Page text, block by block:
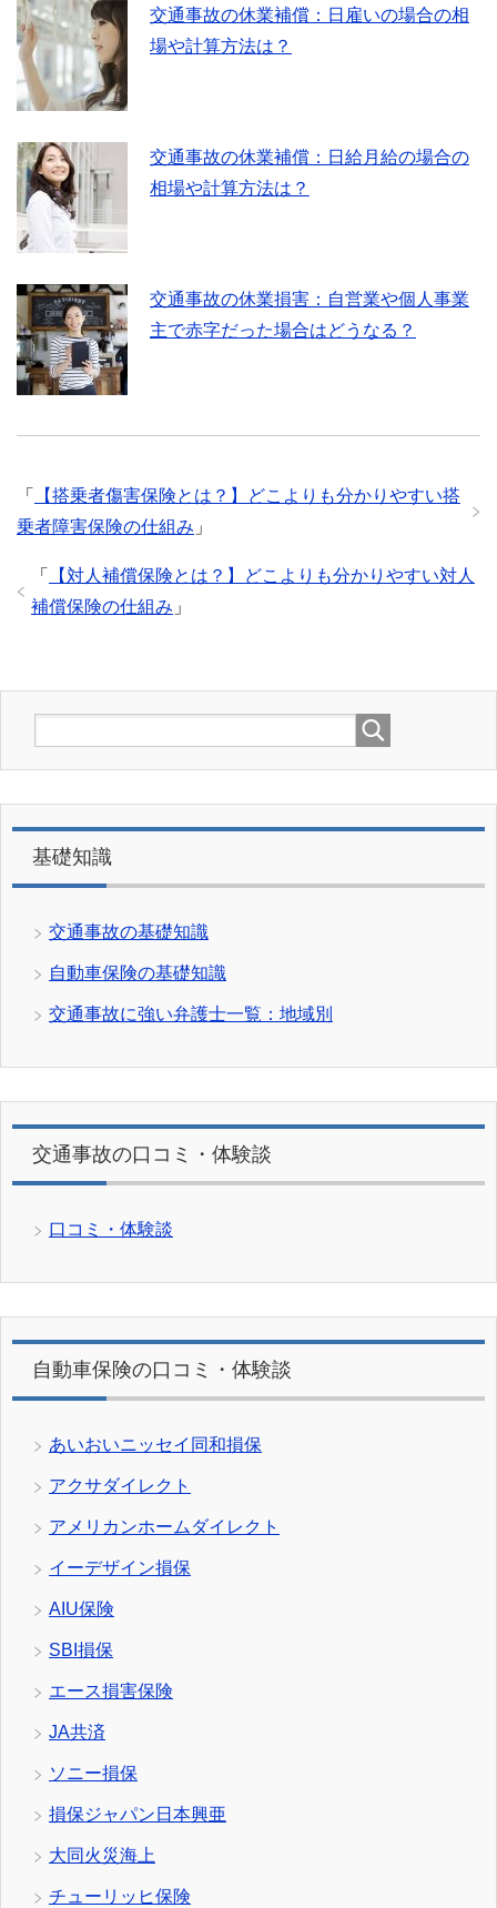
交通事故の休業補償：日雇いの場合の相
場や計算方法は？
交通事故の休業補償：日給月給の場合の
相場や計算方法は？
交通事故の休業損害：自営業や個人事業
主で赤字だった場合はどうなる？
「
【搭乗者傷害保険とは？】どこよりも分かりやすい搭
乗者障害保険の仕組み 」
「
【対人補償保険とは？】どこよりも分かりやすい対人
補償保険の仕組み 」
基礎知識
交通事故の基礎知識
自動車保険の基礎知識
交通事故に強い弁護士一覧：地域別
交通事故の口コミ・体験談
口コミ・体験談
自動車保険の口コミ・体験談
あいおいニッセイ同和損保
アクサダイレクト
アメリカンホームダイレクト
イーデザイン損保
AIU保険
SBI損保
エース損害保険
JA共済
ソニー損保
損保ジャパン日本興亜
大同火災海上
チューリッヒ保険